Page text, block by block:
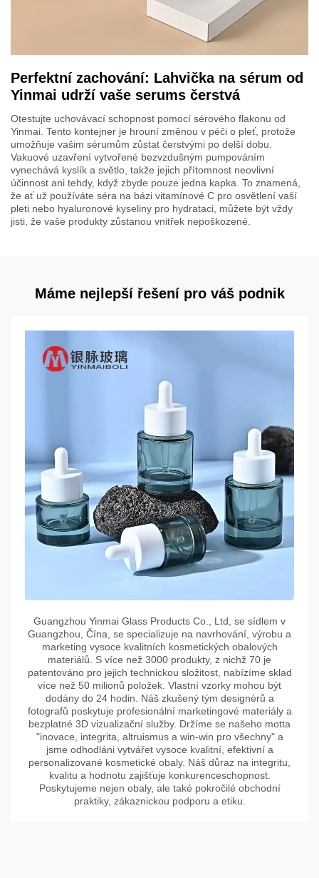
Perfektní zachování: Lahvička na sérum od
Yinmai udrží vaše serums čerstvá
Otestujte uchovávací schopnost pomocí sérového flakonu od
Yinmai. Tento kontejner je hrouní změnou v péči o pleť, protože
umožňuje vašim sérumům zůstat čerstvými po delší dobu.
Vakuové uzavření vytvořené bezvzdušným pumpováním
vynechává kyslík a světlo, takže jejich přítomnost neovlivní
účinnost ani tehdy, když zbyde pouze jedna kapka. To znamená,
že ať už používáte séra na bázi vitamínové C pro osvětlení vaší
pleti nebo hyaluronové kyseliny pro hydrataci, můžete být vždy
jisti, že vaše produkty zůstanou vnitřek nepoškozené.
Máme nejlepší řešení pro váš podnik
Guangzhou Yinmai Glass Products Co., Ltd, se sídlem v
Guangzhou, Čína, se specializuje na navrhování, výrobu a
marketing vysoce kvalitních kosmetických obalových
materiálů. S více než 3000 produkty, z nichž 70 je
patentováno pro jejich technickou složitost, nabízíme sklad
více než 50 milionů položek. Vlastní vzorky mohou být
dodány do 24 hodin. Náš zkušený tým designérů a
fotografů poskytuje profesionální marketingové materiály a
bezplatné 3D vizualizační služby. Držíme se našeho motta
"inovace, integrita, altruismus a win-win pro všechny" a
jsme odhodláni vytvářet vysoce kvalitní, efektivní a
personalizované kosmetické obaly. Náš důraz na integritu,
kvalitu a hodnotu zajišťuje konkurenceschopnost.
Poskytujeme nejen obaly, ale také pokročilé obchodní
praktiky, zákaznickou podporu a etiku.